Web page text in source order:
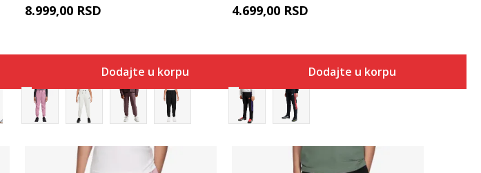
8.999,00 RSD
Dodajte u korpu
4.699,00 RSD
Dodajte u korpu